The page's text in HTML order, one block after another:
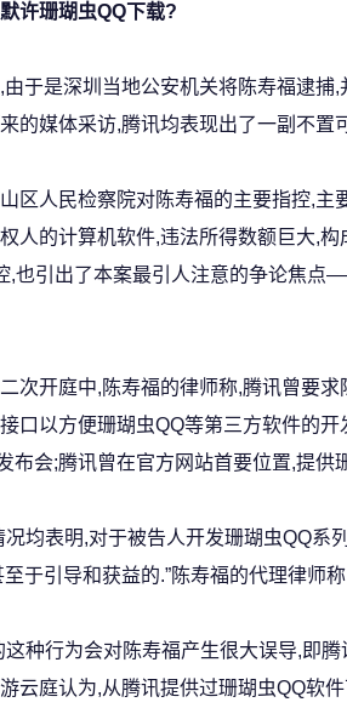
珊瑚虫QQ下载?
是深圳当地公安机关将陈寿福逮捕,
的媒体采访,腾讯均表现出了一副不置
人民检察院对陈寿福的主要指控,主
人的计算机软件,违法所得数额巨大,
,也引出了本案最引人注意的争论焦
开庭中,陈寿福的律师称,腾讯曾要求
口以方便珊瑚虫QQ等第三方软件的
布会;腾讯曾在官方网站首要位置,提供
表明,对于被告人开发珊瑚虫QQ系
于引导和获益的.”陈寿福的代理律师
行为会对陈寿福产生很大误导,即腾
云庭认为,从腾讯提供过珊瑚虫QQ软